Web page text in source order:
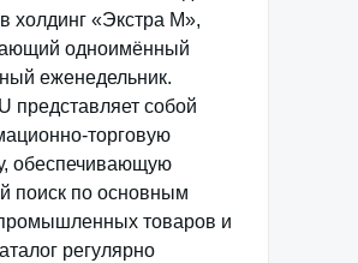
холдинг «Экстра М»,
одноимённый
еженедельник.
представляет собой
торговую
обеспечивающую
поиск по основным
товаров и
регулярно